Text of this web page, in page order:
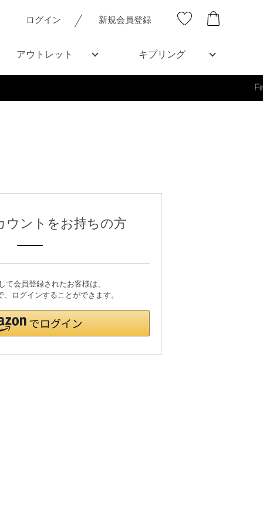
ログイン 新規会員登録
アウトレット キプリング
ウントをお持ちの方
て会員登録されたお客様は、
ログインすることができます。